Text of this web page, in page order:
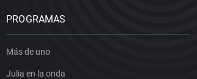
PROGRAMAS
Más de uno
Julia en la onda